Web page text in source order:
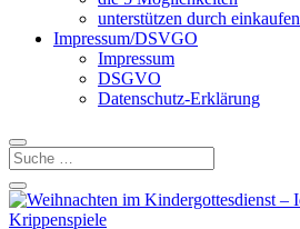
unterstützen durch einkaufen
Impressum/DSVGO
Impressum
DSGVO
Datenschutz-Erklärung